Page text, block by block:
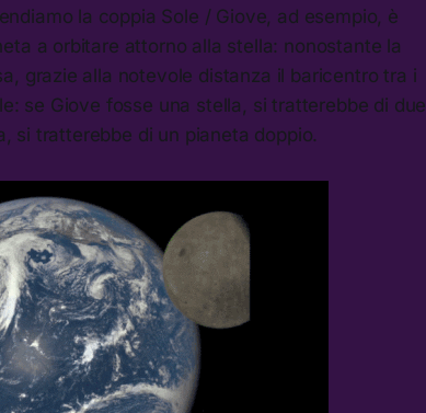
la coppia Sole / Giove, ad esempio, è
a orbitare attorno alla stella: nonostante la
grazie alla notevole distanza il baricentro tra i
se Giove fosse una stella, si tratterebbe di due
si tratterebbe di un pianeta doppio.